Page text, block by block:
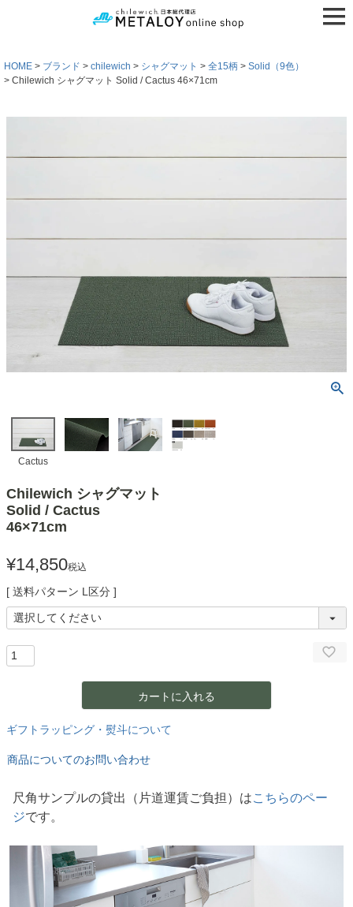
HOME ブランド chilewich シャグマット 全15柄
Solid（9色）
Chilewich シャグマット Solid / Cactus 46×71cm
Cactus
Chilewich シャグマット
Solid / Cactus
46×71cm
¥14,850税込
送料パターン L区分
カートに入れる
ギフトラッピング・熨斗について
商品についてのお問い合わせ
尺角サンプルの貸出 片道運賃ご負担 はこちらのペー
ジです。
検索